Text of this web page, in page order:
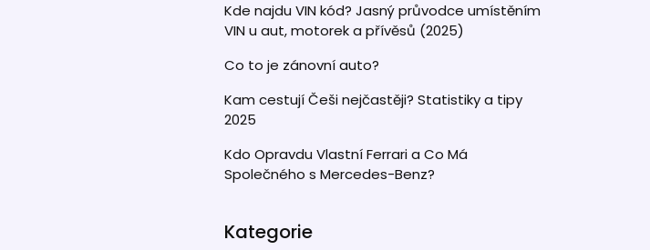
Kde najdu VIN kód? Jasný průvodce umístěním
VIN u aut, motorek a přívěsů (2025)
Co to je zánovní auto?
Kam cestují Češi nejčastěji? Statistiky a tipy
2025
Kdo Opravdu Vlastní Ferrari a Co Má
Společného s Mercedes-Benz?
Kategorie